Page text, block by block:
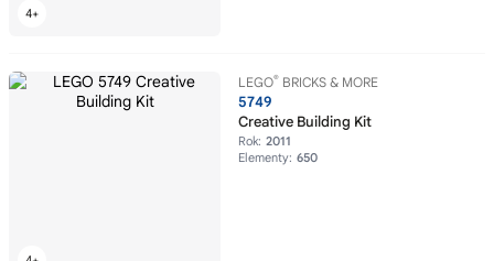
LEGO® BRICKS & MORE
5749
Creative Building Kit
Rok: 2011
Elementy: 650